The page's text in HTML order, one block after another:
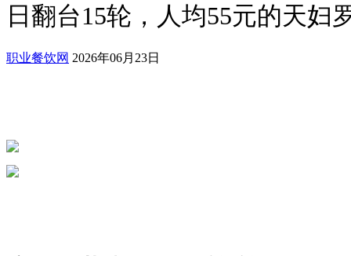
日翻台15轮，人均55元的天
职业餐饮网 2026年06月23日